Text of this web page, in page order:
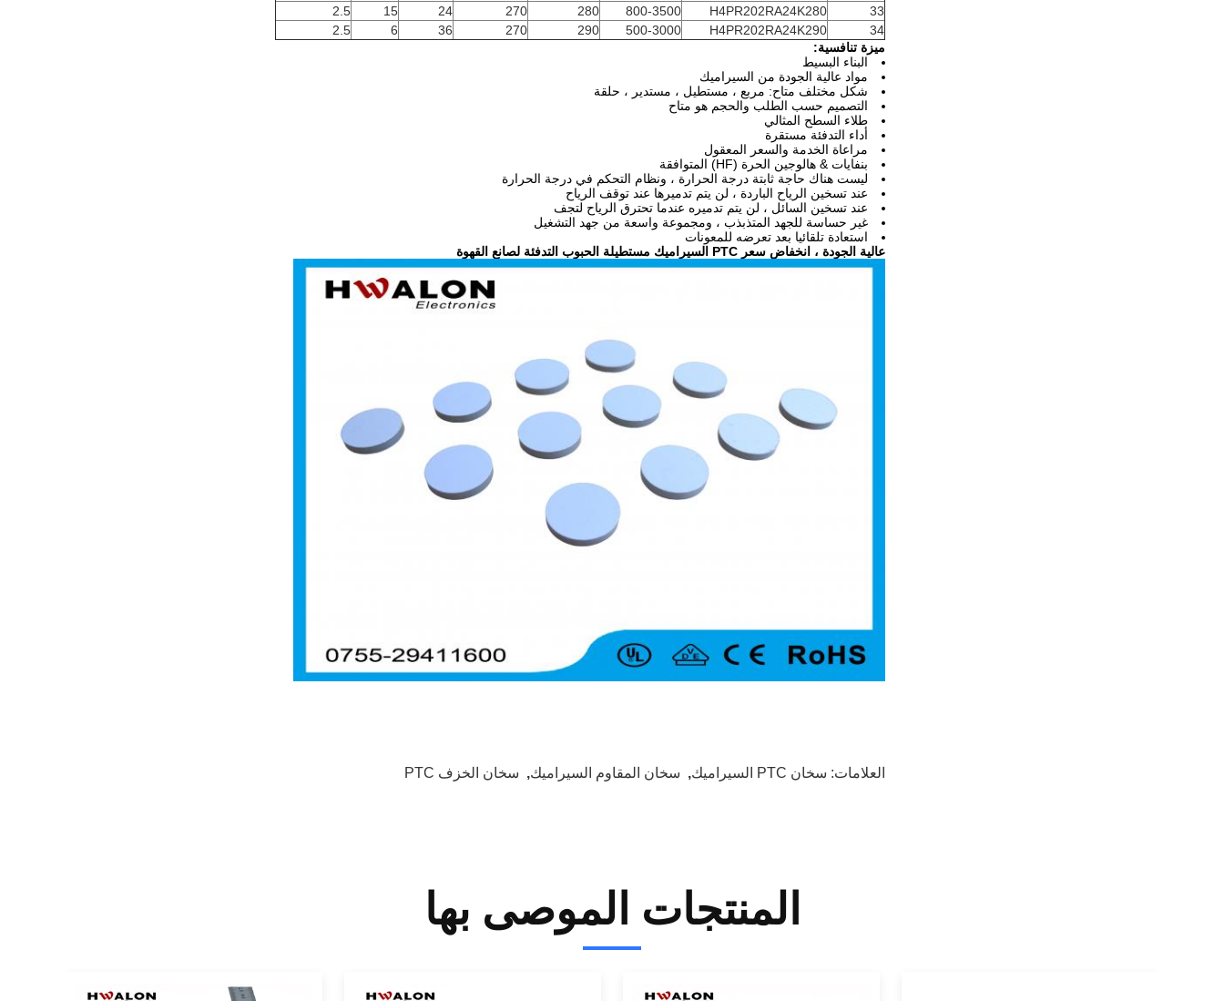
33
H4PR202RA24K280
800-3500
280
270
24
15
2.5
34
H4PR202RA24K290
500-3000
290
270
36
6
2.5
ميزة تنافسية:
البناء البسيط
مواد عالية الجودة من السيراميك
شكل مختلف متاح: مربع ، مستطيل ، مستدير ، حلقة
التصميم حسب الطلب والحجم هو متاح
طلاء السطح المثالي
أداء التدفئة مستقرة
مراعاة الخدمة والسعر المعقول
بنفايات & هالوجين الحرة (HF) المتوافقة
ليست هناك حاجة ثابتة درجة الحرارة ، ونظام التحكم في درجة الحرارة
عند تسخين الرياح الباردة ، لن يتم تدميرها عند توقف الرياح
عند تسخين السائل ، لن يتم تدميره عندما تحترق الرياح لتجف
غير حساسة للجهد المتذبذب ، ومجموعة واسعة من جهد التشغيل
استعادة تلقائيا بعد تعرضه للمعونات
عالية الجودة ، انخفاض سعر PTC السيراميك مستطيلة الحبوب التدفئة لصانع القهوة
العلامات: سخان PTC السيراميك , سخان المقاوم السيراميك, سخان الخزف PTC
المنتجات الموصى بها